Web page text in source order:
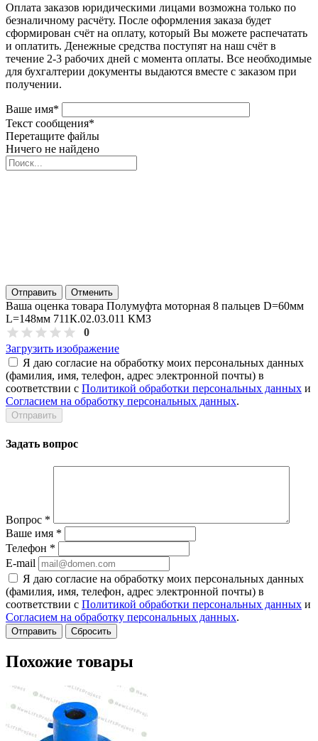
Оплата заказов юридическими лицами возможна только по
безналичному расчёту. После оформления заказа будет
сформирован счёт на оплату, который Вы можете распечатать
и оплатить. Денежные средства поступят на наш счёт в
течение 2-3 рабочих дней с момента оплаты. Все необходимые
для бухгалтерии документы выдаются вместе с заказом при
получении.
Ваше имя*
Текст сообщения*
Перетащите файлы
Ничего не найдено
Отправить Отменить
Ваша оценка товара Полумуфта моторная 8 пальцев D=60мм
L=148мм 711К.02.03.011 КМЗ
0
Загрузить изображение
Я даю согласие на обработку моих персональных данных
(фамилия, имя, телефон, адрес электронной почты) в
соответствии с Политикой обработки персональных данных и
Согласием на обработку персональных данных.
Задать вопрос
Вопрос *
Ваше имя *
Телефон *
E-mail
Я даю согласие на обработку моих персональных данных
(фамилия, имя, телефон, адрес электронной почты) в
соответствии с Политикой обработки персональных данных и
Согласием на обработку персональных данных.
Сбросить
Похожие товары